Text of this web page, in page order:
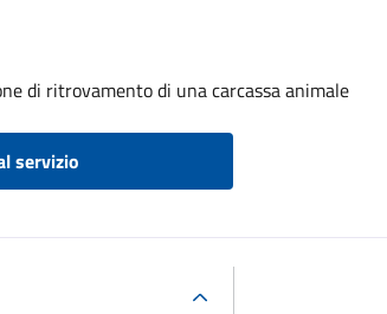
di ritrovamento di una carcassa animale
servizio